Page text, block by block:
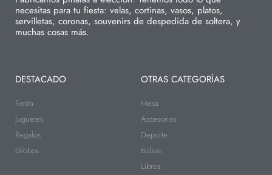
necesitas para tu fiesta: velas, cortinas, vasos, platos,
servilletas, coronas, souvenirs de despedida de soltera, y
muchas cosas más.
DESTACADO
Fiesta
Juguetes
Regalos
Globos
OTRAS CATEGORÍAS
Mesa
Accesorios
Deporte
Bolsas
Libros